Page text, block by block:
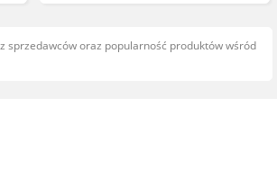
sprzedawców oraz popularność produktów wśród